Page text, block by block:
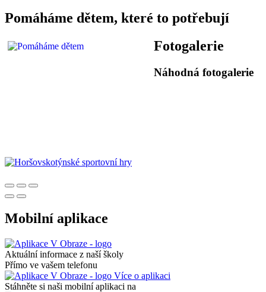
Pomáháme dětem, které to potřebují
Fotogalerie
Náhodná fotogalerie
Mobilní aplikace
Aktuální informace z naší školy
Přímo ve vašem telefonu
Více o aplikaci
Stáhněte si naši mobilní aplikaci na